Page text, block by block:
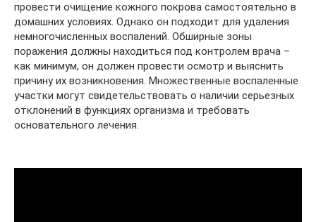
провести очищение кожного покрова самостоятельно в
домашних условиях. Однако он подходит для удаления
немногочисленных воспалений. Обширные зоны
поражения должны находиться под контролем врача –
как минимум, он должен провести осмотр и выяснить
причину их возникновения. Множественные воспаленные
участки могут свидетельствовать о наличии серьезных
отклонений в функциях организма и требовать
основательного лечения.